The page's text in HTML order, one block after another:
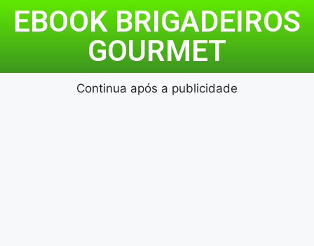
EBOOK BRIGADEIROS
GOURMET
Continua após a publicidade